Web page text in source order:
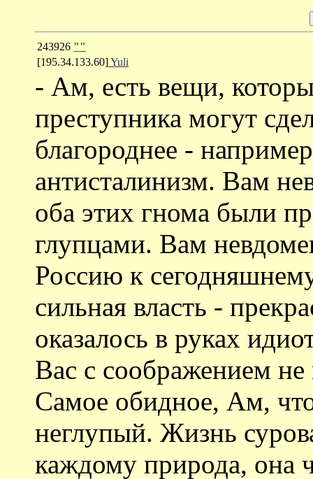
243926 ""
[195.34.133.60]Yuli
- Ам, есть вещи,
преступника могут
благороднее -
антисталинизм. Вам
оба этих гнома были
глупцами. Вам
Россию к
сильная власть -
оказалось в руках
Вас с соображением не
Самое обидное, Ам,
неглупый. Жизнь
каждому природа, она